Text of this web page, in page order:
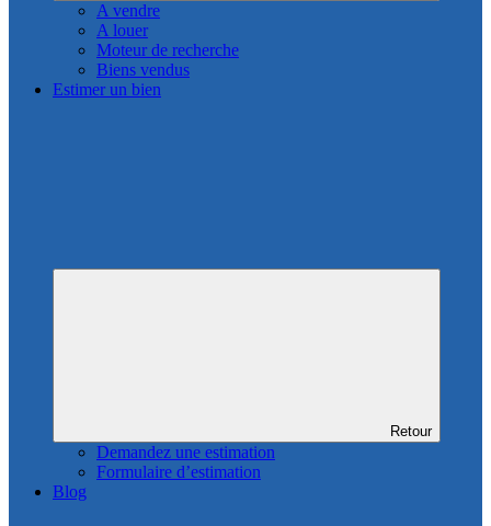
A vendre
A louer
Moteur de recherche
Biens vendus
Estimer un bien
Retour
Demandez une estimation
Formulaire d’estimation
Blog